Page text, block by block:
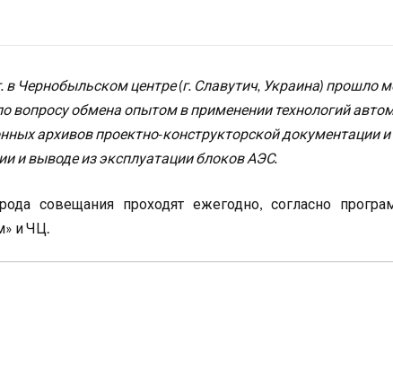
в Чернобыльском центре (г. Славутич, Украина) прошло
вопросу обмена опытом в применении технологий
архивов проектно-конструкторской документации
и выводе из эксплуатации блоков АЭС.
совещания проходят ежегодно, согласно
и ЧЦ.